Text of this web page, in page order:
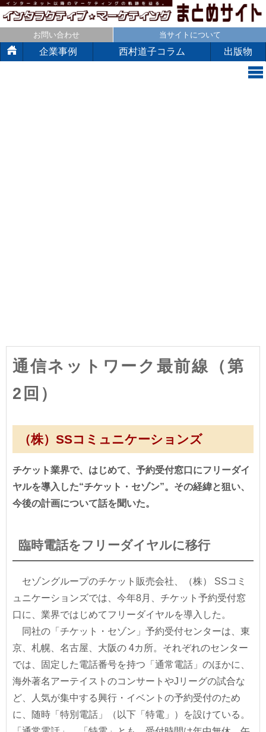
お問い合わせ 当サイトについて
企業事例 西村道子コラム 出版物
通信ネットワーク最前線（第
2回）
（株）SSコミュニケーションズ
チケット業界で、はじめて、予約受付窓口にフリーダイ
ヤルを導入した“チケット・セゾン”。その経緯と狙い、
今後の計画について話を聞いた。
臨時電話をフリーダイヤルに移行
セゾングループのチケット販売会社、（株） SSコミ
ュニケーションズでは、今年8月、チケット予約受付窓
口に、業界ではじめてフリーダイヤルを導入した。
同社の「チケット・セゾン」予約受付センターは、東
京、札幌、名古屋、大阪の 4カ所。それぞれのセンター
では、固定した電話番号を持つ「通常電話」のほかに、
海外著名アーテイストのコンサートやJリーグの試合な
ど、人気が集中する興行・イベントの予約受付のため
に、随時「特別電話」（以下「特電」）を設けている。